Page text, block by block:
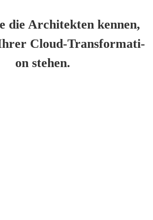
die Archi­tek­ten ken­nen,
Cloud-Trans­for­ma­ti­
on ste­hen.